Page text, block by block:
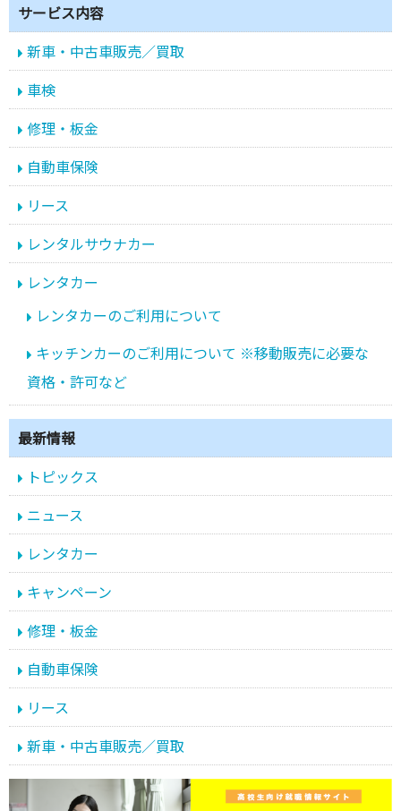
サービス内容
新車・中古車販売／買取
車検
修理・板金
自動車保険
リース
レンタルサウナカー
レンタカー
レンタカーのご利用について
キッチンカーのご利用について ※移動販売に必要な
資格・許可など
最新情報
トピックス
ニュース
レンタカー
キャンペーン
修理・板金
自動車保険
リース
新車・中古車販売／買取